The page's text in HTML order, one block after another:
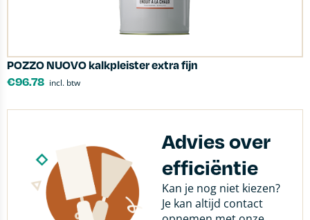
POZZO NUOVO kalkpleister extra fijn
€96.78 incl. btw
Advies over
efficiëntie
Kan je nog niet kiezen?
Je kan altijd contact